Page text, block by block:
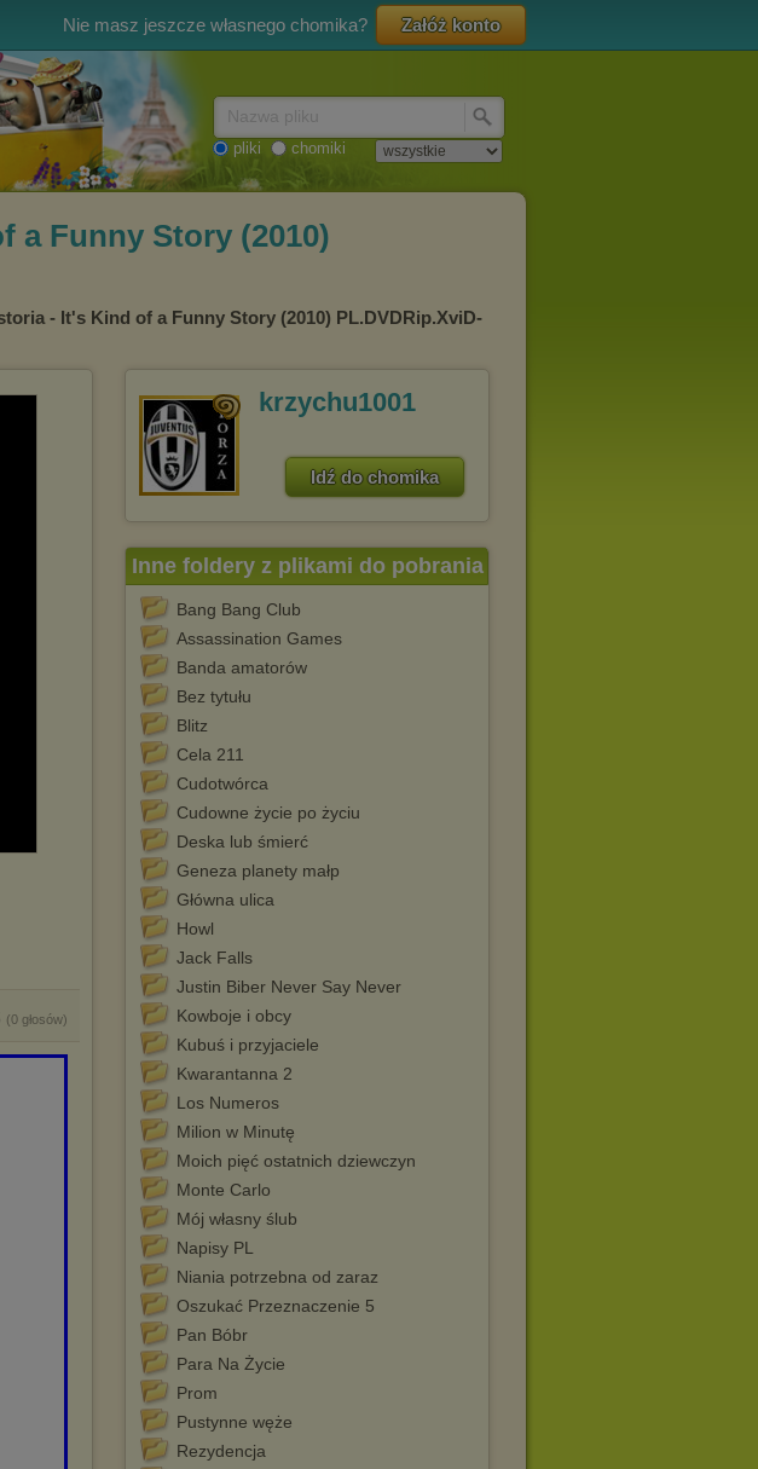
Nie masz jeszcze własnego chomika? Załóż konto
pliki chomiki
a Funny Story (2010)
- It's Kind of a Funny Story (2010) PL.DVDRip.XviD-
(0 głosów)
krzychu1001
Idź do chomika
Inne foldery z plikami do pobrania
Bang Bang Club
Assassination Games
Banda amatorów
Bez tytułu
Blitz
Cela 211
Cudotwórca
Cudowne życie po życiu
Deska lub śmierć
Geneza planety małp
Główna ulica
Howl
Jack Falls
Justin Biber Never Say Never
Kowboje i obcy
Kubuś i przyjaciele
Kwarantanna 2
Los Numeros
Milion w Minutę
Moich pięć ostatnich dziewczyn
Monte Carlo
Mój własny ślub
Napisy PL
Niania potrzebna od zaraz
Oszukać Przeznaczenie 5
Pan Bóbr
Para Na Życie
Prom
Pustynne węże
Rezydencja